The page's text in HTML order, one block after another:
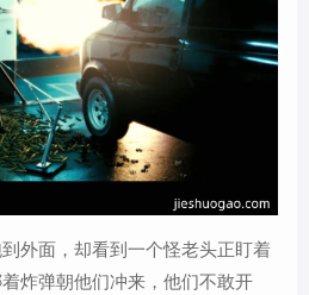
外面，却看到一个怪老头正盯着
炸弹朝他们冲来，他们不敢开